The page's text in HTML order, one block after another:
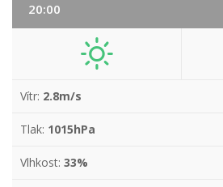
20:00
Vítr: 2.8m/s
Tlak: 1015hPa
Vlhkost: 33%